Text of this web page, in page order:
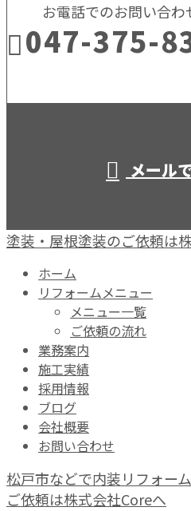
お電話でのお問い合わ
047-375-
メール
塗装・屋根塗装のご依頼は
ホーム
リフォームメニュー
メニュー一覧
ご依頼の流れ
業務案内
施工実績
採用情報
ブログ
会社概要
お問い合わせ
松戸市などで内装リフォー
ご依頼は株式会社Coreへ